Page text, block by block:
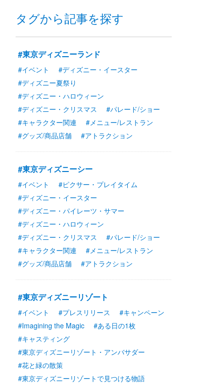
タグから記事を探す
#東京ディズニーランド
#イベント
#ディズニー・イースター
#ディズニー夏祭り
#ディズニー・ハロウィーン
#ディズニー・クリスマス
#パレード/ショー
#キャラクター関連
#メニュー/レストラン
#グッズ/商品店舗
#アトラクション
#東京ディズニーシー
#イベント
#ピクサー・プレイタイム
#ディズニー・イースター
#ディズニー・パイレーツ・サマー
#ディズニー・ハロウィーン
#ディズニー・クリスマス
#パレード/ショー
#キャラクター関連
#メニュー/レストラン
#グッズ/商品店舗
#アトラクション
#東京ディズニーリゾート
#イベント #プレスリリース
#キャンペーン
#Imagining the Magic
#ある日の1枚
#キャスティング
#東京ディズニーリゾート・アンバサダー
#花と緑の散策
#東京ディズニーリゾートで見つける物語